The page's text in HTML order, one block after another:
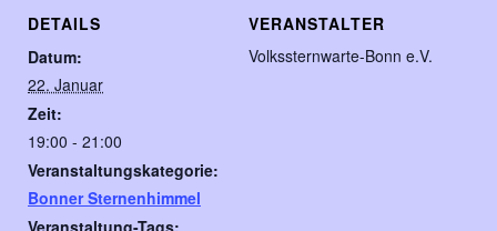
DETAILS
Datum:
22. Januar
Zeit:
19:00 - 21:00
Veranstaltungskategorie:
Bonner Sternenhimmel
VERANSTALTER
Volkssternwarte-Bonn e.V.